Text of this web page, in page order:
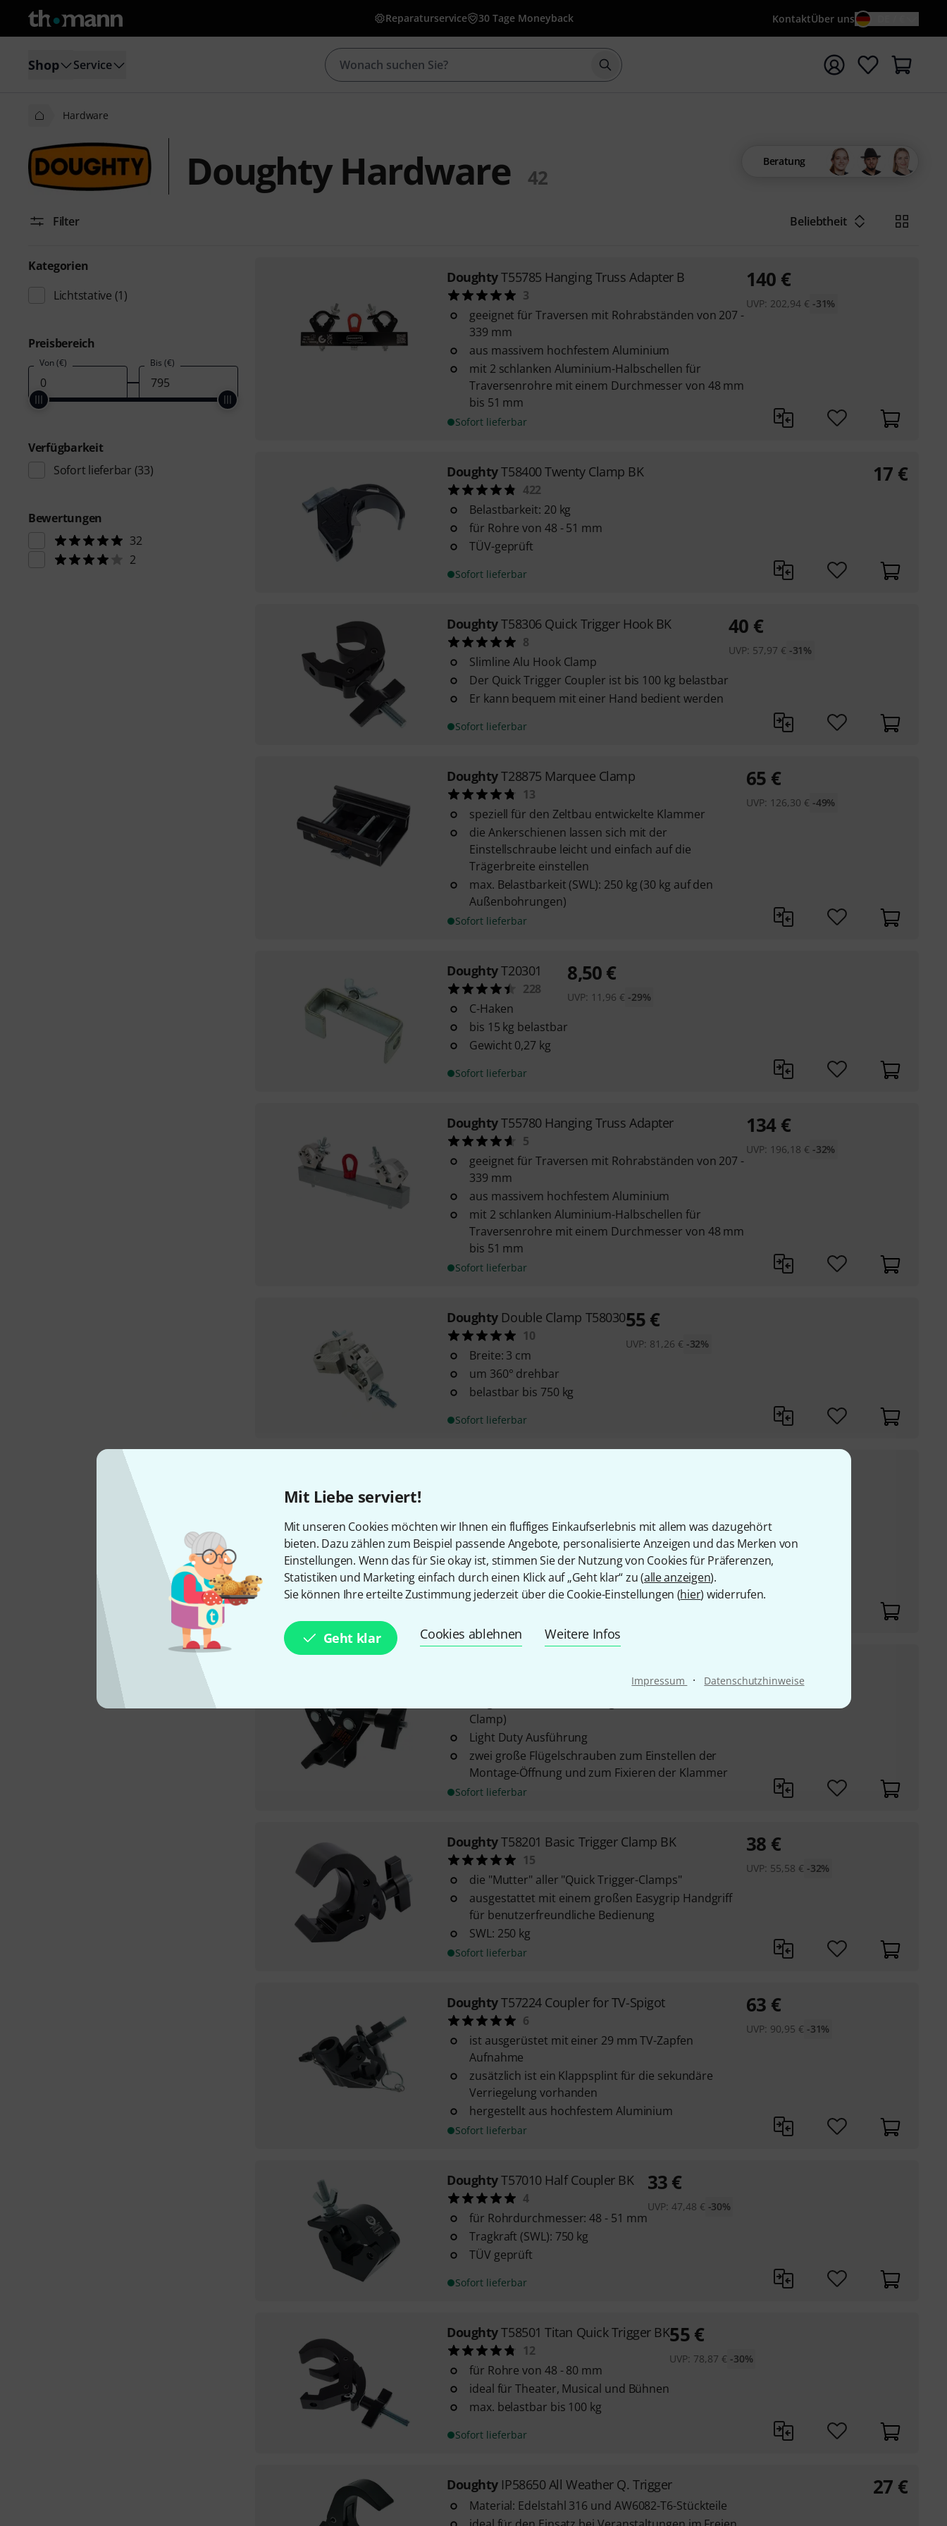
Mit Liebe serviert!
Mit unseren Cookies möchten wir Ihnen ein fluffiges Einkaufserlebnis mit allem was dazugehört
bieten. Dazu zählen zum Beispiel passende Angebote, personalisierte Anzeigen und das Merken von
Einstellungen. Wenn das für Sie okay ist, stimmen Sie der Nutzung von Cookies für Präferenzen,
Statistiken und Marketing einfach durch einen Klick auf „Geht klar“ zu (alle anzeigen).
Sie können Ihre erteilte Zustimmung jederzeit über die Cookie-Einstellungen (hier) widerrufen.
Geht klar Cookies ablehnen Weitere Infos
Impressum · Datenschutzhinweise
Reparaturservice 30 Tage Moneyback KontaktÜber uns
Shop Service Suche mit Suchwort {searchTerm} starten
Hardware
Doughty Hardware 42
Beratung
Filter Beliebtheit
Kategorien
Lichtstative (1)
Preisbereich
Von (€) Bis (€)
Verfügbarkeit
Sofort lieferbar (33)
Bewertungen
32
2
DoughtyT55785 Hanging Truss Adapter B
3
geeignet für Traversen mit Rohrabständen von 207 -
339 mm
aus massivem hochfestem Aluminium
mit 2 schlanken Aluminium-Halbschellen für
Traversenrohre mit einem Durchmesser von 48 mm
bis 51 mm
Sofort lieferbar
140 €
UVP: 202,94 € -31%
DoughtyT58400 Twenty Clamp BK
422
Belastbarkeit: 20 kg
für Rohre von 48 - 51 mm
TÜV-geprüft
Sofort lieferbar
17 €
DoughtyT58306 Quick Trigger Hook BK
8
Slimline Alu Hook Clamp
Der Quick Trigger Coupler ist bis 100 kg belastbar
Er kann bequem mit einer Hand bedient werden
Sofort lieferbar
40 €
UVP: 57,97 € -31%
DoughtyT28875 Marquee Clamp
13
speziell für den Zeltbau entwickelte Klammer
die Ankerschienen lassen sich mit der
Einstellschraube leicht und einfach auf die
Trägerbreite einstellen
max. Belastbarkeit (SWL): 250 kg (30 kg auf den
Außenbohrungen)
Sofort lieferbar
65 €
UVP: 126,30 € -49%
DoughtyT20301
228
C-Haken
bis 15 kg belastbar
Gewicht 0,27 kg
Sofort lieferbar
8,50€
UVP: 11,96 € -29%
DoughtyT55780 Hanging Truss Adapter
5
geeignet für Traversen mit Rohrabständen von 207 -
339 mm
aus massivem hochfestem Aluminium
mit 2 schlanken Aluminium-Halbschellen für
Traversenrohre mit einem Durchmesser von 48 mm
bis 51 mm
Sofort lieferbar
134 €
UVP: 196,18 € -32%
Doughty Double Clamp T58030
10
Breite: 3 cm
um 360° drehbar
belastbar bis 750 kg
Sofort lieferbar
55€
UVP: 81,26 € -32%
339 mm
aus massivem hochfestem Aluminium
mit 2 schlanken Aluminium-Halbschellen für
Traversenrohre mit einem Durchmesser von 48 mm
bis 51 mm
Clamp)
Light Duty Ausführung
zwei große Flügelschrauben zum Einstellen der
Montage-Öffnung und zum Fixieren der Klammer
Sofort lieferbar
UVP:131,77 €
DoughtyT58201 Basic Trigger Clamp BK
15
die "Mutter" aller "Quick Trigger-Clamps"
ausgestattet mit einem großen Easygrip Handgriff
für benutzerfreundliche Bedienung
SWL: 250 kg
Sofort lieferbar
38 €
UVP: 55,58 € -32%
DoughtyT57224 Coupler for TV-Spigot
6
ist ausgerüstet mit einer 29 mm TV-Zapfen
Aufnahme
zusätzlich ist ein Klappsplint für die sekundäre
Verriegelung vorhanden
hergestellt aus hochfestem Aluminium
Sofort lieferbar
63 €
UVP: 90,95 € -31%
DoughtyT57010 Half Coupler BK
4
für Rohrdurchmesser: 48 - 51 mm
Tragkraft (SWL): 750 kg
TÜV geprüft
Sofort lieferbar
33€
UVP: 47,48 € -30%
DoughtyT58501 Titan Quick Trigger BK
12
für Rohre von 48 - 80 mm
ideal für Theater, Musical und Bühnen
max. belastbar bis 100 kg
Sofort lieferbar
55 €
UVP: 78,87 € -30%
Doughty IP58650 All Weather Q. Trigger
Material: Edelstahl 316 und AW6082-T6-Stückteile
27 €